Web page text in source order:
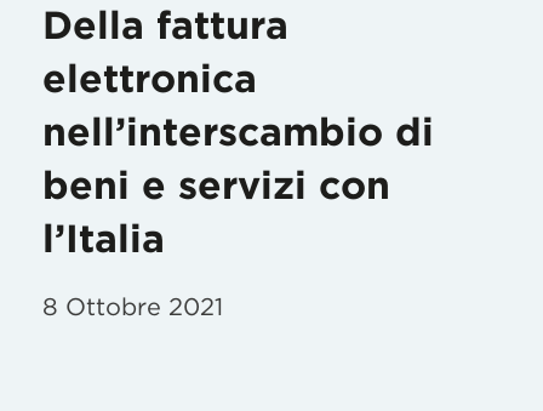
Della fattura
elettronica
nell’interscambio di
beni e servizi con
l’Italia
8 Ottobre 2021